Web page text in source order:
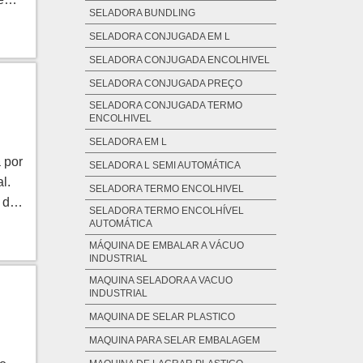
o
a
por
da
a
SELADORA BUNDLING
SELADORA CONJUGADA EM L
SELADORA CONJUGADA ENCOLHIVEL
SELADORA CONJUGADA PREÇO
SELADORA CONJUGADA TERMO
ENCOLHIVEL
SELADORA EM L
SELADORA L SEMI AUTOMÁTICA
SELADORA TERMO ENCOLHIVEL
SELADORA TERMO ENCOLHÍVEL
AUTOMÁTICA
MÁQUINA DE EMBALAR A VÁCUO
INDUSTRIAL
MAQUINA SELADORA A VACUO
INDUSTRIAL
MAQUINA DE SELAR PLASTICO
MAQUINA PARA SELAR EMBALAGEM